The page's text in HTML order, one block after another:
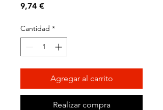
9,74 €Precio
Cantidad *
Agregar al carrito
Realizar compra